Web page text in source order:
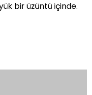
bir üzüntü içinde.